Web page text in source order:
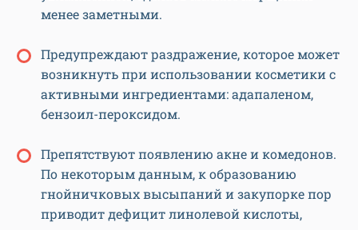
менее заметными.
Предупреждают раздражение, которое может
возникнуть при использовании косметики с
активными ингредиентами: адапаленом,
бензоил-пероксидом.
Препятствуют появлению акне и комедонов.
По некоторым данным, к образованию
гнойничковых высыпаний и закупорке пор
приводит дефицит линолевой кислоты,